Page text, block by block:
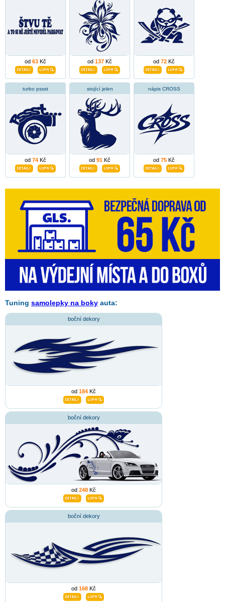
od 63 Kč od 137 Kč od 72 Kč
turbo pssst
od 74 Kč
stojící jelen
od 91 Kč
nápis CROSS
od 75 Kč
Tuning samolepky na boky auta:
boční dekory
od 184 Kč
boční dekory
od 248 Kč
boční dekory
od 168 Kč